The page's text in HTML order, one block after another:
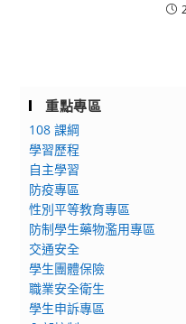
重點專區
108 課綱
學習歷程
自主學習
防疫專區
性別平等教育專區
防制學生藥物濫用專區
交通安全
學生團體保險
職業安全衛生
學生申訴專區